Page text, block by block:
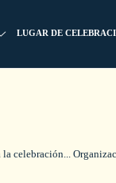
LUGAR DE
celebración...